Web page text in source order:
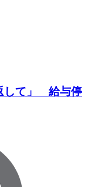
して」 給与停